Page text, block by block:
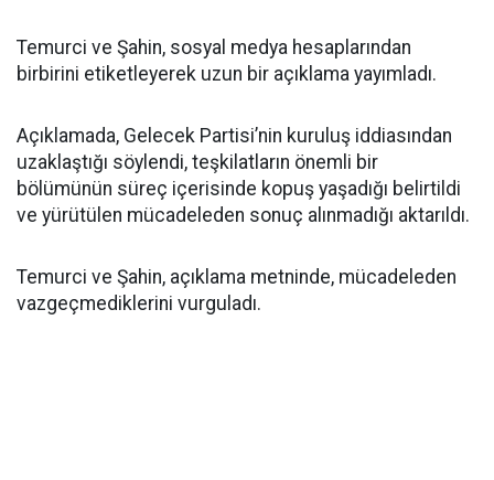
Temurci ve Şahin, sosyal medya hesaplarından
birbirini etiketleyerek uzun bir açıklama yayımladı.
Açıklamada, Gelecek Partisi’nin kuruluş iddiasından
uzaklaştığı söylendi, teşkilatların önemli bir
bölümünün süreç içerisinde kopuş yaşadığı belirtildi
ve yürütülen mücadeleden sonuç alınmadığı aktarıldı.
Temurci ve Şahin, açıklama metninde, mücadeleden
vazgeçmediklerini vurguladı.